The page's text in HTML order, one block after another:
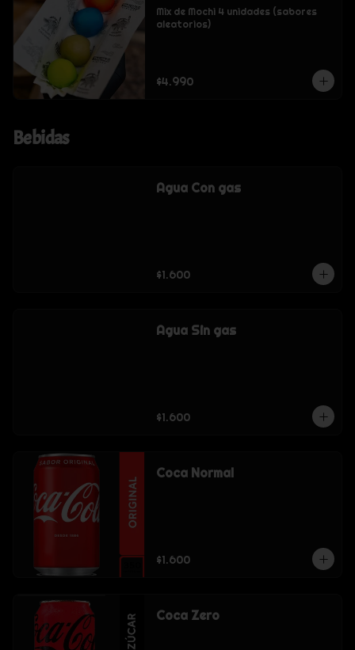
Mix de Mochi 4 unidades (sabores
aleatorios)
$4.990
Bebidas
Agua Con gas
$1.600
Agua Sin gas
$1.600
Coca Normal
$1.600
Coca Zero